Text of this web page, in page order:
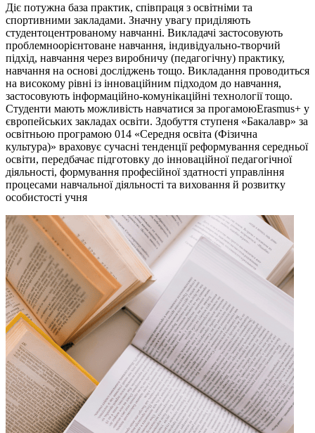
Діє потужна база практик, співпраця з освітніми та
спортивними закладами. Значну увагу приділяють
студентоцентрованому навчанні. Викладачі застосовують
проблемноорієнтоване навчання, індивідуально-творчий
підхід, навчання через виробничу (педагогічну) практику,
навчання на основі досліджень тощо. Викладання проводиться
на високому рівні із інноваційним підходом до навчання,
застосовують інформаційно-комунікаційні технології тощо.
Студенти мають можливість навчатися за прогамоюErasmus+ у
європейських закладах освіти. Здобуття ступеня «Бакалавр» за
освітньою програмою 014 «Середня освіта (Фізична
культура)» враховує сучасні тенденції реформування середньої
освіти, передбачає підготовку до інноваційної педагогічної
діяльності, формування професійної здатності управління
процесами навчальної діяльності та виховання й розвитку
особистості учня